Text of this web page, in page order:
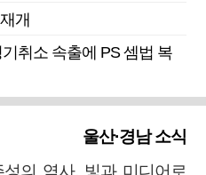
개
취소 속출에 PS 셈법 복
울산·경남 소식
성의 역사, 빛과 미디어로